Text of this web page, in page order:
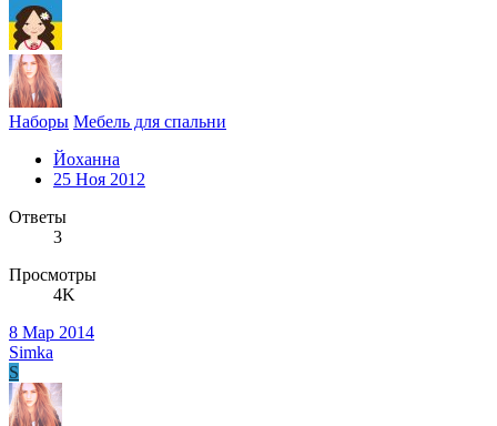
Наборы Мебель для спальни
Йоханна
25 Ноя 2012
Ответы
3
Просмотры
4K
8 Мар 2014
Simka
S